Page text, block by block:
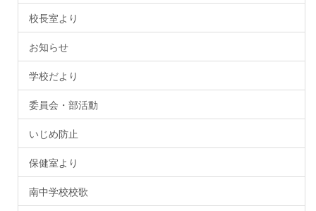
校長室より
お知らせ
学校だより
委員会・部活動
いじめ防止
保健室より
南中学校校歌